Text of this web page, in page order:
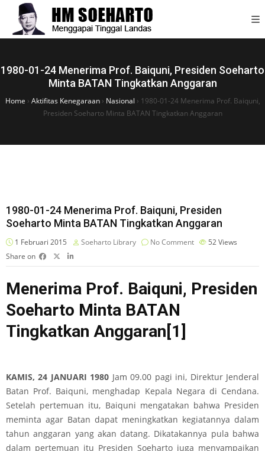
1980-01-24 Menerima Prof. Baiquni, Presiden Soeharto
Minta BATAN Tingkatkan Anggaran
Home › Aktifitas Kenegaraan› Nasional › 1980-01-24 Menerima Prof. Baiquni,
Presiden Soeharto Minta BATAN Tingkatkan Anggaran
1980-01-24 Menerima Prof. Baiquni, Presiden
Soeharto Minta BATAN Tingkatkan Anggaran
1 Februari 2015 Soeharto Library No Comment 52Views
Share on
Menerima Prof. Baiquni, Presiden
Soeharto Minta BATAN
Tingkatkan Anggaran [1]
KAMIS, 24 JANUARI 1980 Jam 09.00 pagi ini, Direktur Jenderal
Batan Prof. Baiquni, menghadap Kepala Negara di Cendana.
Setelah pertemuan itu, Baiquni mengatakan bahwa Presiden
meminta agar Batan dapat meningkatkan kegiatannya dalam
tahun anggaran yang akan datang. Dikatakannya pula bahwa
dalam pertemuan itu Presiden Soeharto juga menyampaikan